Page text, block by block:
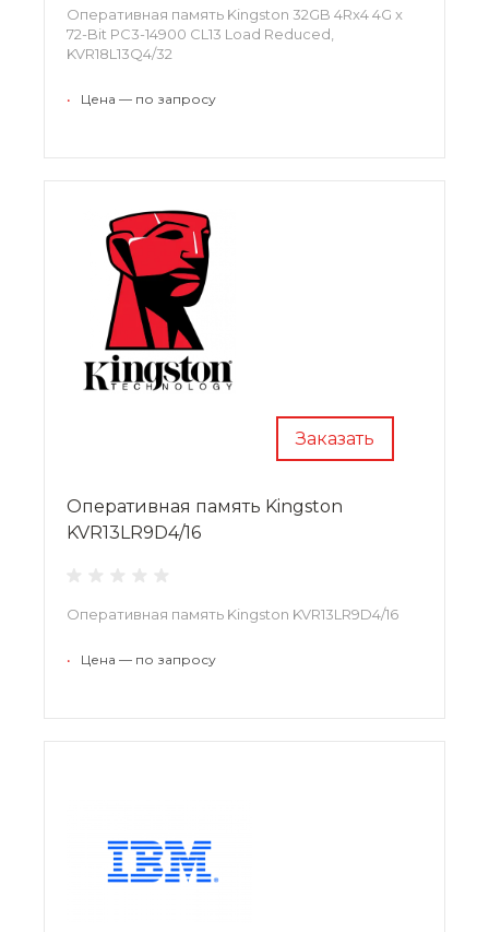
Оперативная память Kingston 32GB 4Rx4 4G x
72-Bit PC3-14900 CL13 Load Reduced,
KVR18L13Q4/32
• Цена — по запросу
Заказать
Оперативная память Kingston
KVR13LR9D4/16
Оперативная память Kingston KVR13LR9D4/16
• Цена — по запросу